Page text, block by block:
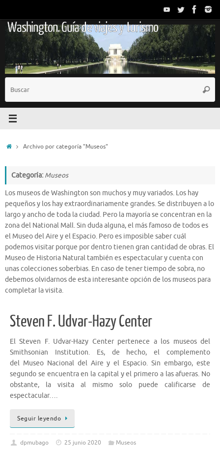
contenido
Washington. Guía de viajes y turismo
InicioArchivo por categoría "Museos"
Categoría: Museos
Los museos de Washington son muchos y muy variados. Los hay
pequeños y los hay extraordinariamente grandes. Se distribuyen a lo
largo y ancho de toda la ciudad. Pero la mayoría se concentran en la
zona del National Mall. Sin duda alguna, el más famoso de todos es
el Museo del Aire y el Espacio. Pero es imposible saber cuál
podemos visitar porque por dentro tienen gran cantidad de obras. El
Museo de Historia Natural también es espectacular y cuenta con
unas colecciones soberbias. En caso de tener tiempo de sobra, no
debemos olvidarnos de esta interesante opción de los museos para
completar la visita.
Steven F. Udvar-Hazy Center
El Steven F. Udvar-Hazy Center pertenece a los museos del
Smithsonian Institution. Es, de hecho, el complemento
del Museo Nacional del Aire y el Espacio. Sin embargo, este
segundo se encuentra en la capital y el primero a las afueras. No
obstante, la visita al mismo solo puede calificarse de
espectacular….
Seguir leyendo
dpmubago 25 junio 2020 Museos